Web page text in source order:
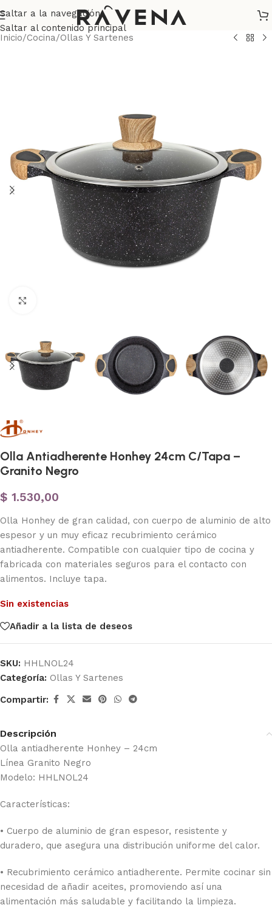
Saltar a la navegación
Saltar al contenido principal
Inicio/Cocina/Ollas Y Sartenes
Olla Antiadherente Honhey 24cm C/Tapa –
Granito Negro
$ 1.530,00
Olla Honhey de gran calidad, con cuerpo de aluminio de alto
espesor y un muy eficaz recubrimiento cerámico
antiadherente. Compatible con cualquier tipo de cocina y
fabricada con materiales seguros para el contacto con
alimentos. Incluye tapa.
Sin existencias
Añadir a la lista de deseos
SKU: HHLNOL24
Categoría: Ollas Y Sartenes
Compartir:
Descripción
Olla antiadherente Honhey – 24cm
Línea Granito Negro
Modelo: HHLNOL24
Características:
• Cuerpo de aluminio de gran espesor, resistente y
duradero, que asegura una distribución uniforme del calor.
• Recubrimiento cerámico antiadherente. Permite cocinar sin
necesidad de añadir aceites, promoviendo así una
alimentación más saludable y facilitando la limpieza.